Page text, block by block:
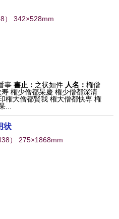
） 342×528mm
事 書止： 之状如件 人名：権僧
権少僧都杲慶 権少僧都深清
権大僧都賢我 権大僧都快専 権
...
状
） 275×1868mm